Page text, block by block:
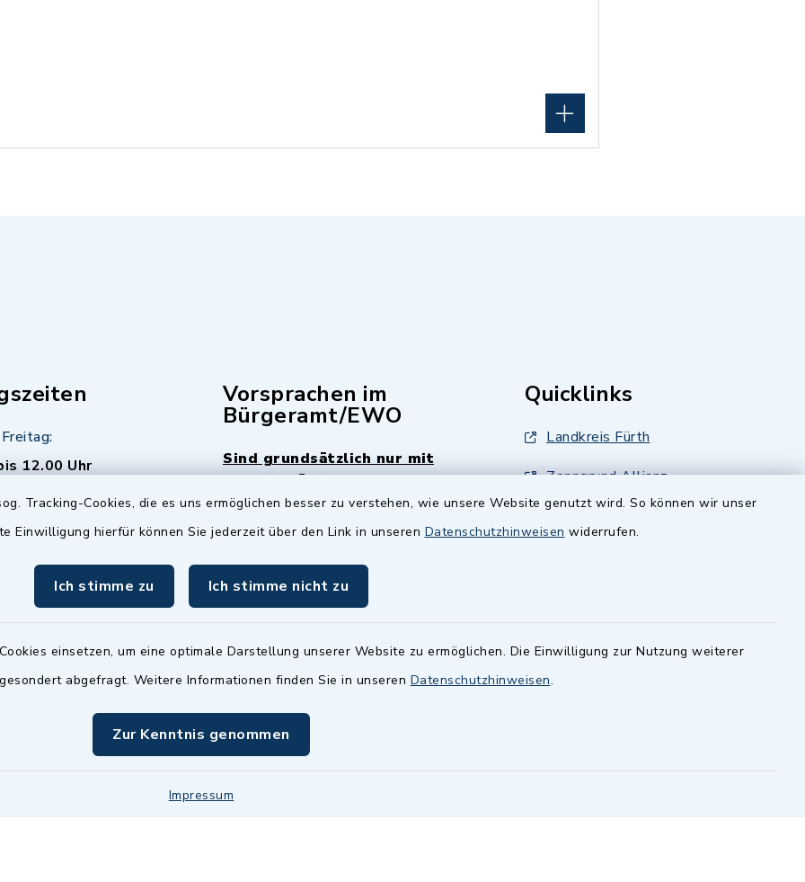
Tracking-Cookies, die es uns ermöglichen besser zu verstehen, wie unsere Website genutzt wird. So können wir unser
Einwilligung hierfür können Sie jederzeit über den Link in unseren Datenschutzhinweisen widerrufen.
Ich stimme zu Ich stimme nicht zu
einsetzen, um eine optimale Darstellung unserer Website zu ermöglichen. Die Einwilligung zur Nutzung weiterer
abgefragt. Weitere Informationen finden Sie in unseren Datenschutzhinweisen.
Zur Kenntnis genommen
Impressum
12.00 Uhr
Uhr - allerdings
Termine sind
fragen Sie den
Sachbearbeiter)
Vorsprachen im
Bürgeramt/EWO
Sind grundsätzlich nur mit
Termin möglich.
Das Bürgeramt/EWO/Standesamt
istMittwochs geschlossen.
Quicklinks
Landkreis Fürth
Zenngrund Allianz
Dillenberggruppe